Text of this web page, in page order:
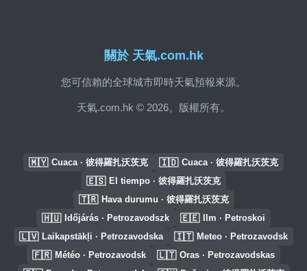
關於 天氣.com.hk
您可信賴的全球城市即時天氣預報來源。
天氣.com.hk © 2026。版權所有。
🇲🇾 Cuaca · 彼得羅扎沃茨克 🇮🇩 Cuaca · 彼得羅扎沃茨克
🇪🇸 El tiempo · 彼得羅扎沃茨克
🇹🇷 Hava durumu · 彼得羅扎沃茨克
🇭🇺 Időjárás · Petrozavodszk 🇪🇪 Ilm · Petroskoi
🇱🇻 Laikapstākļi · Petrozavodska 🇮🇹 Meteo · Petrozavodsk
🇫🇷 Météo · Petrozavodsk 🇱🇹 Oras · Petrozavodskas